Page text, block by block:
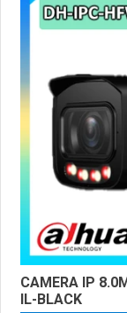
này, đồng hành
doanh nghiệp
CAMERA IP
IL-BLACK